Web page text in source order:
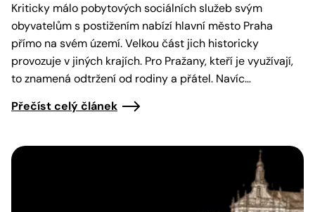
Kriticky málo pobytových sociálních služeb svým
obyvatelům s postižením nabízí hlavní město Praha
přímo na svém území. Velkou část jich historicky
provozuje v jiných krajích. Pro Pražany, kteří je využívají,
to znamená odtržení od rodiny a přátel. Navíc…
Přečíst celý článek